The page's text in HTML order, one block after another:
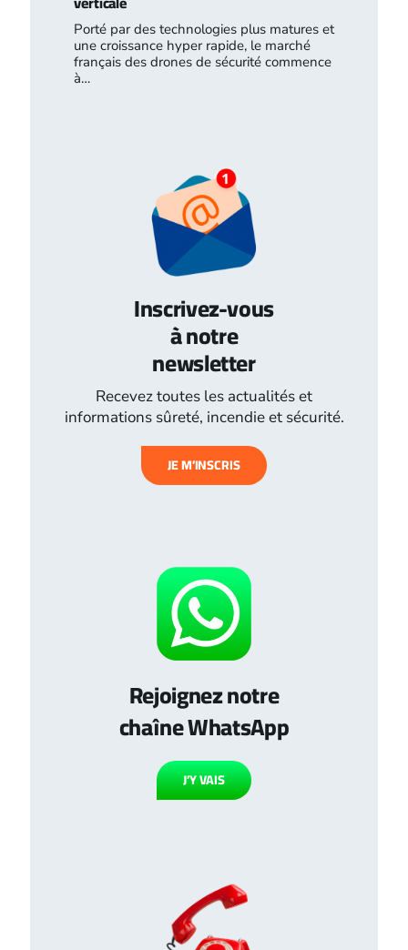
Porté par des technologies plus matures et
une croissance hyper rapide, le marché
français des drones de sécurité commence
à…
Inscrivez-vous
à notre
newsletter
Recevez toutes les actualités et
informations sûreté, incendie et sécurité.
JE M’INSCRIS
Rejoignez notre
chaîne WhatsApp
J’Y VAIS